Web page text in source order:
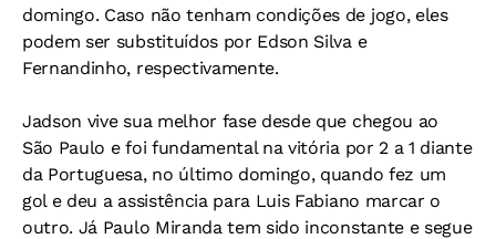
domingo. Caso não tenham condições de jogo, eles
podem ser substituídos por Edson Silva e
Fernandinho, respectivamente.
Jadson vive sua melhor fase desde que chegou ao
São Paulo e foi fundamental na vitória por 2 a 1 diante
da Portuguesa, no último domingo, quando fez um
gol e deu a assistência para Luis Fabiano marcar o
outro. Já Paulo Miranda tem sido inconstante e segue